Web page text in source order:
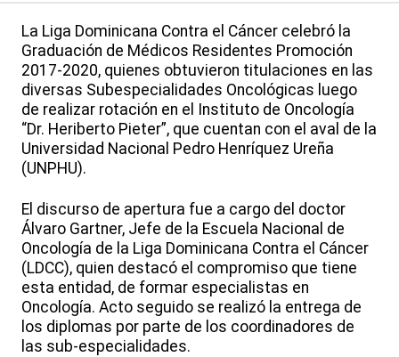
La Liga Dominicana Contra el Cáncer celebró la
Graduación de Médicos Residentes Promoción
2017-2020, quienes obtuvieron titulaciones en las
diversas Subespecialidades Oncológicas luego
de realizar rotación en el Instituto de Oncología
“Dr. Heriberto Pieter”, que cuentan con el aval de la
Universidad Nacional Pedro Henríquez Ureña
(UNPHU).
El discurso de apertura fue a cargo del doctor
Álvaro Gartner, Jefe de la Escuela Nacional de
Oncología de la Liga Dominicana Contra el Cáncer
(LDCC), quien destacó el compromiso que tiene
esta entidad, de formar especialistas en
Oncología. Acto seguido se realizó la entrega de
los diplomas por parte de los coordinadores de
las sub-especialidades.